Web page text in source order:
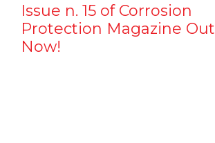
Issue n. 15 of Corrosion
Protection Magazine Out
Now!